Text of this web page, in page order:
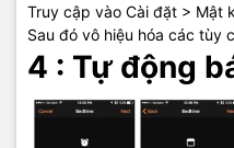
Truy cập vào Cài đặt > Mật
Sau đó vô hiệu hóa các tùy
4 : Tự động